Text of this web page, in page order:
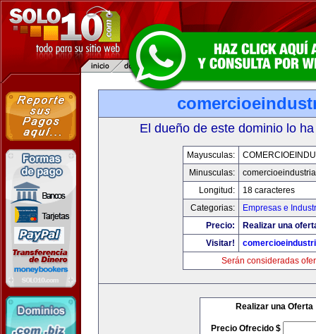
El dueño de este dominio lo
Mayusculas:
Minusculas:
Longitud:
18 caracteres
Categorias:
Empresas e
Precio:
Realizar una
Visitar!
Serán consideradas
Realizar una Oferta
Precio Ofrecido $